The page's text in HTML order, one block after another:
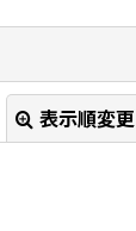
表示順変更